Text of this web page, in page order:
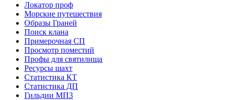
Локатор проф
Морские путешествия
Образы Граней
Поиск клана
Примерочная СП
Просмотр поместий
Профы для святилища
Ресурсы шахт
Статистика КТ
Статистика ДП
Гильдии МП3